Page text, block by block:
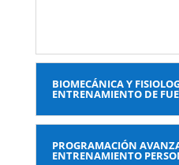
BIOMECÁNICA Y
ENTRENAMIENTO DE
PROGRAMACIÓN
ENTRENAMIENTO